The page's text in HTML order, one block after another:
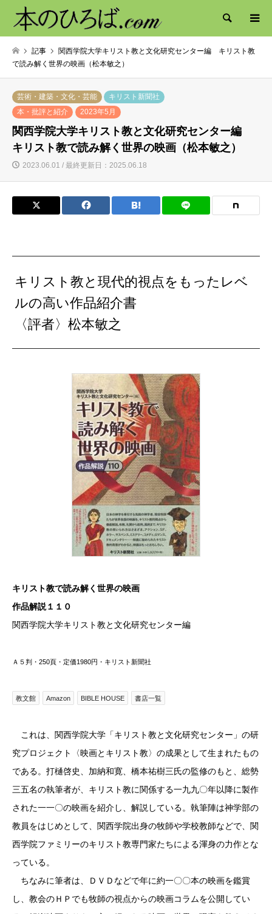
検索
記事
関西学院大学キリスト教と文化研究センター編 キリスト教
で読み解く世界の映画（松本敏之）
芸術・建築・文化・芸能
キリスト新聞社
本・批評と紹介
2023年5月
関西学院大学キリスト教と文化研究センター編
キリスト教で読み解く世界の映画（松本敏之）
2023.06.01 / 最終更新日：2025.06.18
キリスト教と現代的視点をもったレベ
ルの高い作品紹介書
〈評者〉松本敏之
キリスト教で読み解く世界の映画
作品解説１１０
関西学院大学キリスト教と文化研究センター編
Ａ５判・250頁・定価1980円・キリスト新聞社
教文館 Amazon BIBLE HOUSE 書店一覧
これは、関西学院大学「キリスト教と文化研究センター」の研
究プロジェクト〈映画とキリスト教〉の成果として生まれたもの
である。打樋啓史、加納和寛、橋本祐樹三氏の監修のもと、総勢
三五名の執筆者が、キリスト教に関係する一九九〇年以降に製作
された一一〇の映画を紹介し、解説している。執筆陣は神学部の
教員をはじめとして、関西学院出身の牧師や学校教師などで、関
西学院ファミリーのキリスト教専門家たちによる渾身の力作とな
っている。
ちなみに筆者は、ＤＶＤなどで年に約一〇〇本の映画を鑑賞
し、教会のＨＰでも牧師の視点からの映画コラムを公開してい